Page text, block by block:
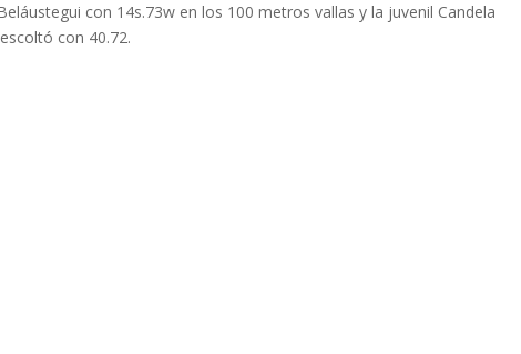
con 14s.73w en los 100 metros vallas y la juvenil Candela
con 40.72.